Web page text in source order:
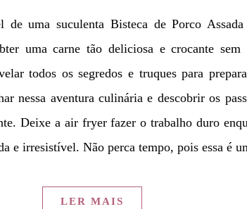
de uma suculenta Bisteca de Porco
uma carne tão deliciosa e crocante
todos os segredos e truques para
nessa aventura culinária e descobrir os
Deixe a air fryer fazer o trabalho duro
e irresistível. Não perca tempo, pois essa é
LER MAIS